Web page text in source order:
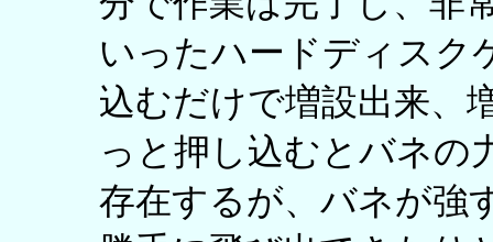
いったハードディスク
込むだけで増設出来、
っと押し込むとバネの
存在するが、バネが強